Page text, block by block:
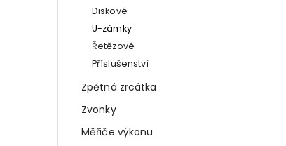
Diskové
U-zámky
Řetězové
Příslušenství
Zpětná zrcátka
Zvonky
Měřiče výkonu